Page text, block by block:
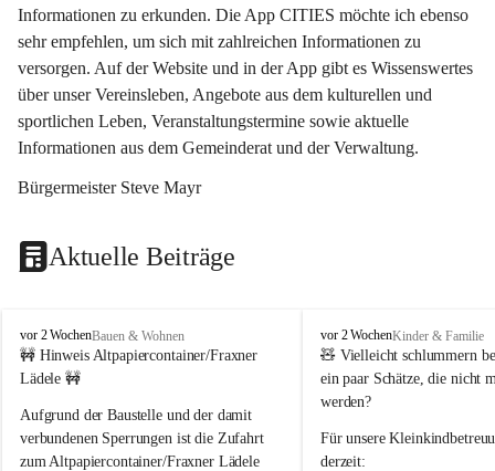
Informationen zu erkunden. Die App CITIES möchte ich ebenso
sehr empfehlen, um sich mit zahlreichen Informationen zu
versorgen. Auf der Website und in der App gibt es Wissenswertes
über unser Vereinsleben, Angebote aus dem kulturellen und
sportlichen Leben, Veranstaltungstermine sowie aktuelle
Informationen aus dem Gemeinderat und der Verwaltung.
Bürgermeister Steve Mayr
Aktuelle Beiträge
F
r
a
e
r
n
vor 2 WochenBauen & Wohnen
🚧 Hinweis Altpapiercontainer/Fraxner
Lädele 🚧
Aufgrund der Baustelle und der damit
verbundenen Sperrungen ist die Zufahrt
zum Altpapiercontainer/Fraxner Lädele
F
r
a
x
r
n
vor 2 WochenKinder & Familie
🧸 Vielleicht schlummern
ein paar Schätze, die nicht
werden?
Für unsere
derzeit: